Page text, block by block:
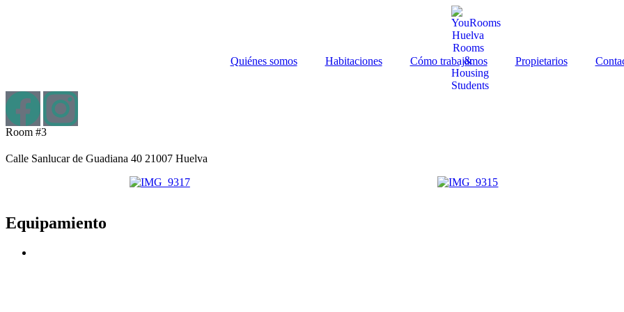
Quiénes somos Habitaciones Cómo trabajamos Propietarios
Room #3
Calle Sanlucar de Guadiana 40 21007 Huelva
Equipamiento